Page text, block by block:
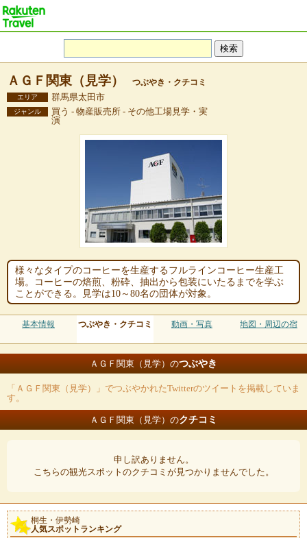
ＡＧＦ関東（見学） つぶやき・クチコミ
エリア 群馬県太田市
ジャンル
買う - 物産販売所 - その他工場見学・実
演
様々なタイプのコーヒーを生産するフルラインコーヒー生産工
場。コーヒーの焙煎、粉砕、抽出から包装にいたるまでを学ぶ
ことができる。見学は10～80名の団体が対象。
基本情報 つぶやき・クチコミ 動画・写真 地図・周辺の宿
ＡＧＦ関東（見学）のつぶやき
「ＡＧＦ関東（見学）」でつぶやかれたTwitterのツイートを掲載していま
す。
ＡＧＦ関東（見学）のクチコミ
申し訳ありません。
こちらの観光スポットのクチコミが見つかりませんでした。
桐生・伊勢崎
人気スポットランキング